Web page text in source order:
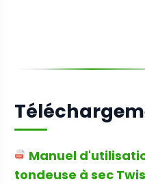
Manuel
tondeuse à sec